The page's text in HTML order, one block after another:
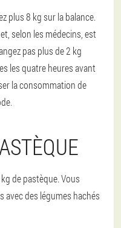
plus 8 kg sur la balance.
selon les médecins, est
pas plus de 2 kg
les quatre heures avant
la consommation de
de pastèque. Vous
avec des légumes hachés